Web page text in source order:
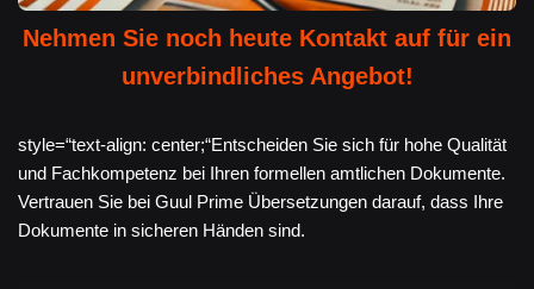
Nehmen Sie noch heute Kontakt auf für ein
unverbindliches Angebot!
style=“text-align: center;“Entscheiden Sie sich für hohe Qualität
und Fachkompetenz bei Ihren formellen amtlichen Dokumente.
Vertrauen Sie bei Guul Prime Übersetzungen darauf, dass Ihre
Dokumente in sicheren Händen sind.